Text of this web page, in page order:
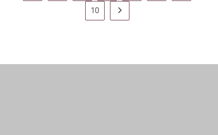
10 Ir para a próxima página